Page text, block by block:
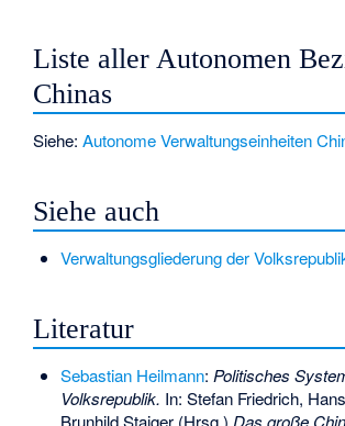
Liste aller Autonomen
Chinas
Siehe:Autonome Verwaltungseinheiten
Siehe auch
Verwaltungsgliederung der
Literatur
Sebastian Heilmann: Politisches
Volksrepublik. In: Stefan Friedrich,
Brunhild Staiger (Hrsg.) Das große